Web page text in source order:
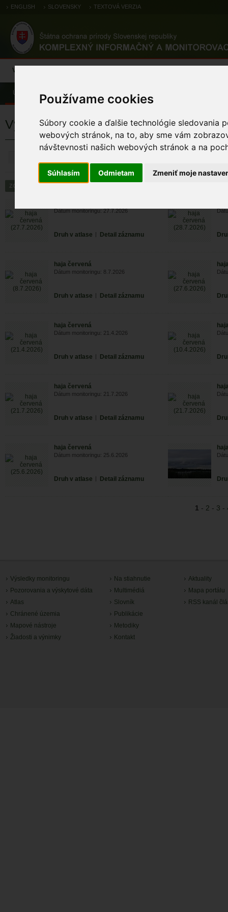
Používame cookies
Súbory cookie a ďalšie technológie sledovania
webových stránok, na to, aby sme vám
návštevnosti našich webových stránok a na
Súhlasím Odmietam Zmeniť moje
ENGLISH SLOVENSKY TEXTOVÁ VERZIA
Výsledky monitoringu
Úvod
Výsledky monitoringu
Dátum monitoringu: 27.7.2026
Druh v atlase | Detail záznamu
haja červená
Dátum monitoringu: 8.7.2026
Druh v atlase | Detail záznamu
haja červená
Dátum monitoringu: 21.4.2026
Druh v atlase | Detail záznamu
haja červená
Dátum monitoringu: 21.7.2026
Druh v atlase | Detail záznamu
haja červená
Dátum monitoringu: 25.6.2026
Druh v atlase | Detail záznamu
1 - 2 - 3 -
Výsledky monitoringu
Pozorovania a výskytové dáta
Atlas
Chránené územia
Mapové nástroje
Žiadosti a výnimky
Na stiahnutie
Multimédiá
Slovník
Publikácie
Metodiky
Kontakt
Aktuality
Mapa portálu
RSS kanál